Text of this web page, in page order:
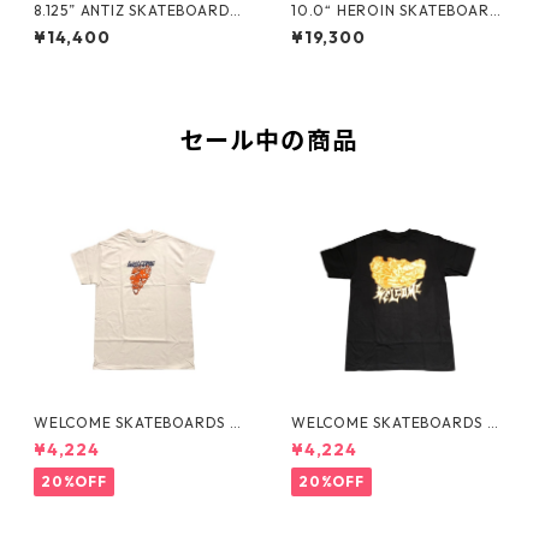
8.125” ANTIZ SKATEBOARDS
- BJARNE TJOETTA “PRO M
ODEL” -
¥14,400
10.0“ HEROIN SKATEBOARD
S - CURB KILLER 9 MERGED
-
¥19,300
セール中の商品
WELCOME SKATEBOARDS -F
LAMES TEE "WHITE"
¥4,224
20%OFF
WELCOME SKATEBOARDS -
BARK PREMIUM TEE "BLAC
K"
¥4,224
20%OFF